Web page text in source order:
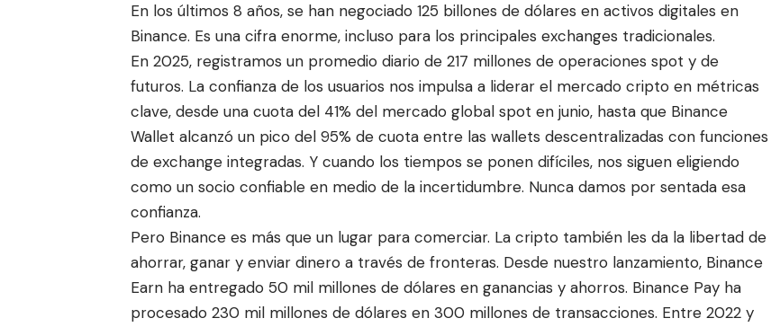
En los últimos 8 años, se han negociado 125 billones de dólares en activos digitales en
Binance. Es una cifra enorme, incluso para los principales exchanges tradicionales.
En 2025, registramos un promedio diario de 217 millones de operaciones spot y de
futuros. La confianza de los usuarios nos impulsa a liderar el mercado cripto en métricas
clave, desde una cuota del 41% del mercado global spot en junio, hasta que Binance
Wallet alcanzó un pico del 95% de cuota entre las wallets descentralizadas con funciones
de exchange integradas. Y cuando los tiempos se ponen difíciles, nos siguen eligiendo
como un socio confiable en medio de la incertidumbre. Nunca damos por sentada esa
confianza.
Pero Binance es más que un lugar para comerciar. La cripto también les da la libertad de
ahorrar, ganar y enviar dinero a través de fronteras. Desde nuestro lanzamiento, Binance
Earn ha entregado 50 mil millones de dólares en ganancias y ahorros. Binance Pay ha
procesado 230 mil millones de dólares en 300 millones de transacciones. Entre 2022 y